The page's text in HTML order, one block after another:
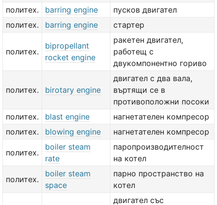
политех.
barring engine
пусков двигател
политех.
barring engine стартер
политех.
bipropellant
rocket engine
ракетен двигател,
работещ с
двукомпонентно гориво
политех. birotary engine
двигател с два вала,
въртящи се в
противоположни посоки
политех.
blast engine
нагнетателен компресор
политех.
blowing engine нагнетателен компресор
политех.
boiler steam
rate
паропроизводителност
на котел
политех.
boiler steam
space
парно пространство на
котел
двигател със